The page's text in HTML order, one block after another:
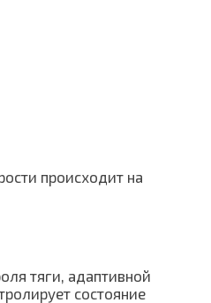
происходит на
тяги, адаптивной
состояние